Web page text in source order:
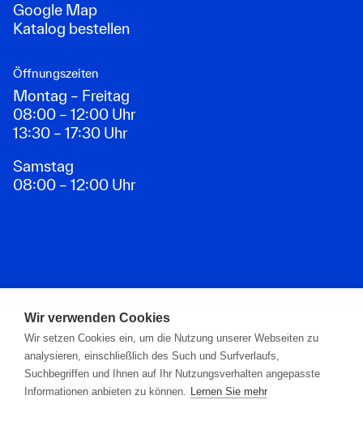
Google Map
Katalog bestellen
Öffnungszeiten
Montag – Freitag
08:00 – 12:00 Uhr
13:30 – 17:30 Uhr
Samstag
08:00 – 12:00 Uhr
Zahlungsarten
Wir verwenden Cookies
Wir setzen Cookies ein, um die Nutzung unserer Webseiten zu
analysieren, einschließlich des Such und Surfverlaufs,
Suchbegriffen und Ihnen auf Ihr Nutzungsverhalten angepasste
Informationen anbieten zu können. Lernen Sie mehr